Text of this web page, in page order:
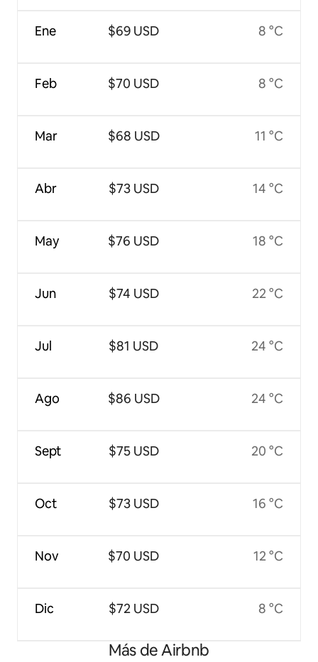
Ene
Feb
Mar
Abr
May
Jun
Jul
Ago
Sept
Oct
Nov
Dic
$69 USD
$70 USD
$68 USD
$73 USD
$76 USD
$74 USD
$81 USD
$86 USD
$75 USD
$73 USD
$70 USD
$72 USD
8 °C
8 °C
11 °C
14 °C
18 °C
22 °C
24 °C
24 °C
20 °C
16 °C
12 °C
8 °C
Más de Airbnb